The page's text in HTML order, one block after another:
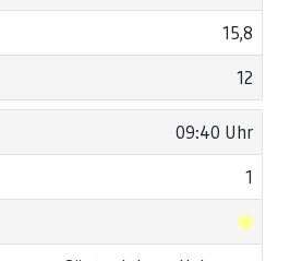
15,8
12
09:40 Uhr
1